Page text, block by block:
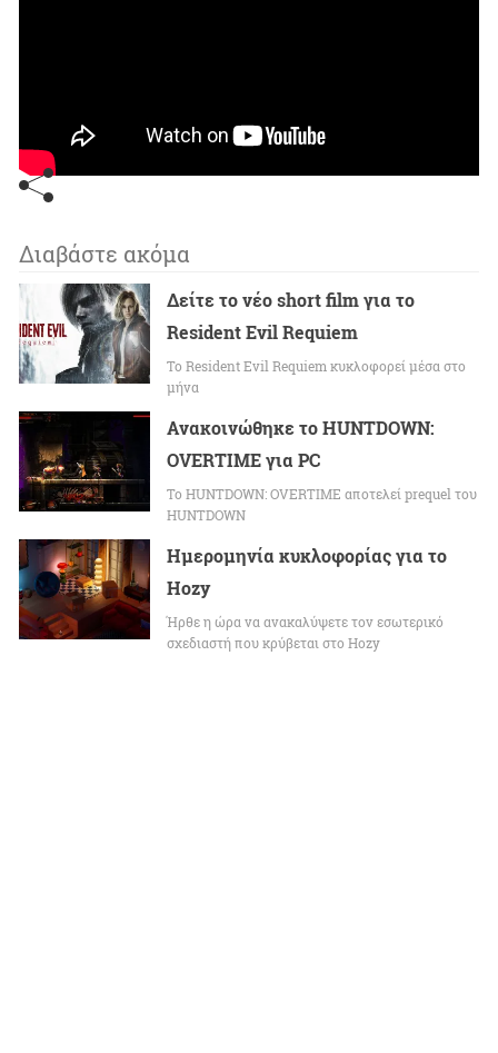
Διαβάστε ακόμα
Δείτε το νέο short film για το
Resident Evil Requiem
To Resident Evil Requiem κυκλοφορεί μέσα στο
μήνα
Ανακοινώθηκε το HUNTDOWN:
OVERTIME για PC
Το HUNTDOWN: OVERTIME αποτελεί prequel του
HUNTDOWN
Ημερομηνία κυκλοφορίας για το
Hozy
Ήρθε η ώρα να ανακαλύψετε τον εσωτερικό
σχεδιαστή που κρύβεται στο Hozy